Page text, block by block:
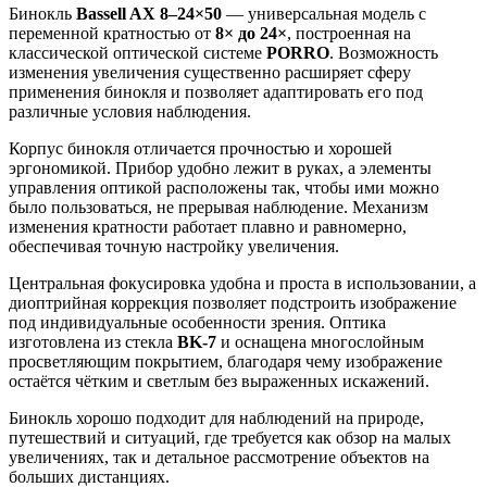
Бинокль Bassell AX 8–24×50 — универсальная модель с
переменной кратностью от 8× до 24×, построенная на
классической оптической системе PORRO. Возможность
изменения увеличения существенно расширяет сферу
применения бинокля и позволяет адаптировать его под
различные условия наблюдения.
Корпус бинокля отличается прочностью и хорошей
эргономикой. Прибор удобно лежит в руках, а элементы
управления оптикой расположены так, чтобы ими можно
было пользоваться, не прерывая наблюдение. Механизм
изменения кратности работает плавно и равномерно,
обеспечивая точную настройку увеличения.
Центральная фокусировка удобна и проста в использовании, а
диоптрийная коррекция позволяет подстроить изображение
под индивидуальные особенности зрения. Оптика
изготовлена из стекла BK-7 и оснащена многослойным
просветляющим покрытием, благодаря чему изображение
остаётся чётким и светлым без выраженных искажений.
Бинокль хорошо подходит для наблюдений на природе,
путешествий и ситуаций, где требуется как обзор на малых
увеличениях, так и детальное рассмотрение объектов на
больших дистанциях.